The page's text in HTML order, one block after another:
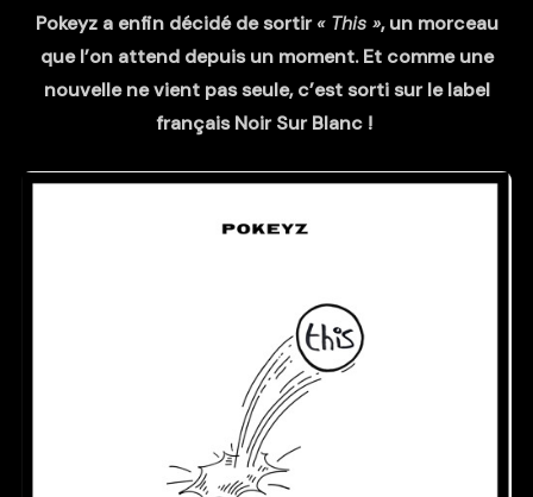
Pokeyz a enfin décidé de sortir« This », un morceau
que l’on attend depuis un moment. Et comme une
nouvelle ne vient pas seule, c’est sorti sur le label
français Noir Sur Blanc !